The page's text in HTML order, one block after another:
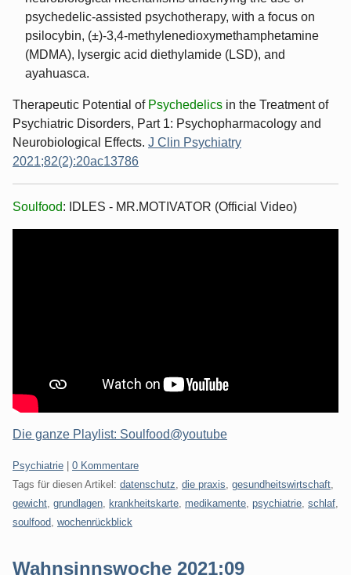
psychedelic-assisted psychotherapy, with a focus on
psilocybin, (±)-3,4-methylenedioxymethamphetamine
(MDMA), lysergic acid diethylamide (LSD), and
ayahuasca.
Therapeutic Potential of Psychedelics in the Treatment of
Psychiatric Disorders, Part 1: Psychopharmacology and
Neurobiological Effects. J Clin Psychiatry
2021;82(2):20ac13786
Soulfood: IDLES - MR.MOTIVATOR (Official Video)
Die ganze Playlist: Soulfood@youtube
Kategorien:
Psychiatrie
0 Kommentare
Tags für diesen Artikel: datenschutz die praxis gesundheitswirtschaft
gewicht grundlagen krankheitskarte medikamente psychiatrie schlaf
soulfood wochenrückblick
Wahnsinnswoche 2021:09